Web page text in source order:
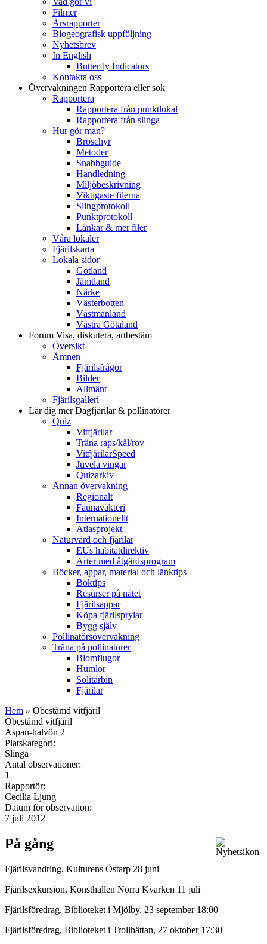
Filmer
Årsrapporter
Biogeografisk uppföljning
Nyhetsbrev
In English
Butterfly Indicators
Kontakta oss
Övervakningen Rapportera eller sök
Rapportera
Rapportera från punktlokal
Rapportera från slinga
Hur gör man?
Broschyr
Metoder
Snabbguide
Handledning
Miljöbeskrivning
Viktigaste filerna
Slingprotokoll
Punktprotokoll
Länkar & mer filer
Våra lokaler
Fjärilskarta
Lokala sidor
Gotland
Jämtland
Närke
Västerbotten
Västmanland
Västra Götaland
Forum Visa, diskutera, artbestäm
Översikt
Ämnen
Fjärilsfrågor
Bilder
Allmänt
Fjärilsgalleri
Lär dig merDagfjärilar & pollinatörer
Quiz
Vitfjärilar
Träna raps/kål/rov
VitfjärilarSpeed
Juvela vingar
Quizarkiv
Annan övervakning
Regionalt
Faunaväkteri
Internationellt
Atlasprojekt
Naturvård och fjärilar
EUs habitatdirektiv
Arter med åtgärdsprogram
Böcker, appar, material och länktips
Boktips
Resurser på nätet
Fjärilsappar
Köpa fjärilsprylar
Bygg själv
Pollinatörsövervakning
Träna på pollinatörer
Blomflugor
Humlor
Solitärbin
Fjärilar
Hem » Obestämd vitfjäril
Obestämd vitfjäril
Aspan-halvön 2
Platskategori:
Slinga
Antal observationer:
1
Rapportör:
Cecilia Ljung
Datum för observation:
7 juli 2012
På gång
Fjärilsvandring, Kulturens Östarp 28 juni
Fjärilsexkursion, Konsthallen Norra Kvarken 11 juli
Fjärilsföredrag, Biblioteket i Mjölby, 23 september 18:00
Fjärilsföredrag, Biblioteket i Trollhättan, 27 oktober 17:30